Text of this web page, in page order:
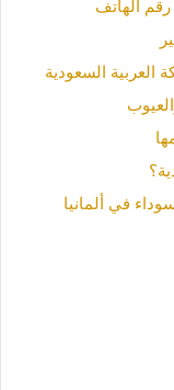
الهاتف
السعودية